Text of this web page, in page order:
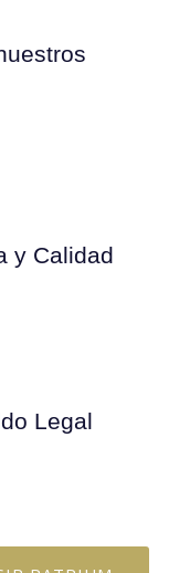
y Calidad
Legal